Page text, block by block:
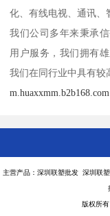
化、有线电视、通讯、
我们公司多年来秉承
用户服务，我们拥有
我们在同行业中具有较
m.huaxxmm.b2b168.com
主营产品：深圳联塑批发 深圳联
版权所